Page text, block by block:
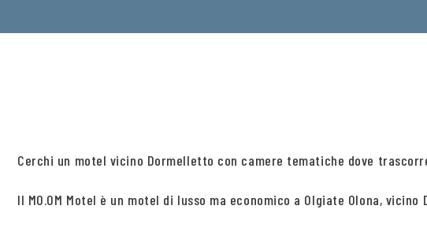
Cerchi un motel vicino Dormelletto con camere tematiche dove
Il MO.OM Motel è un motel di lusso ma economico a Olgiate Olona,